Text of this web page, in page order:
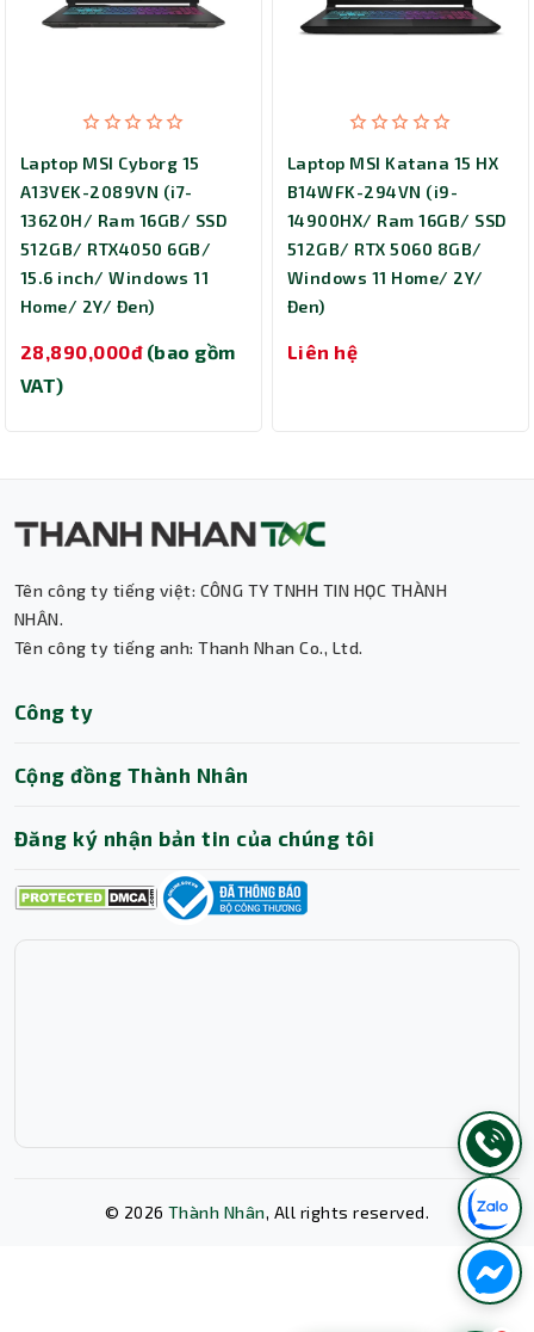
Laptop MSI Cyborg 15
A13VEK-2089VN (i7-
13620H/ Ram 16GB/ SSD
512GB/ RTX4050 6GB/
15.6 inch/ Windows 11
Home/ 2Y/ Đen)
28,890,000đ (bao gồm
VAT)
Laptop MSI Katana 15 HX
B14WFK-294VN (i9-
14900HX/ Ram 16GB/ SSD
512GB/ RTX 5060 8GB/
Windows 11 Home/ 2Y/
Đen)
Liên hệ
Tên công ty tiếng việt: CÔNG TY TNHH TIN HỌC THÀNH
NHÂN.
Tên công ty tiếng anh: Thanh Nhan Co., Ltd.
Công ty
Cộng đồng Thành Nhân
Đăng ký nhận bản tin của chúng tôi
© 2026 Thành Nhân, All rights reserved.
Trợ lý AI • Phản hồi tức thì